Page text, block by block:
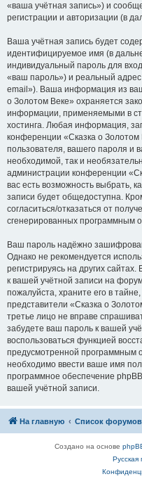
«ваша учётная запись») и
регистрации и авторизации (в
Ваша учётная запись будет
идентифицируемое имя (в
индивидуальный пароль для
«ваш пароль») и реальный
email»). Ваша информация из
о Золотом Веке» охраняется
информации, применяемыми в
хостинга. Любая информация,
конференции «Сказка о
пользователя, вашего пароля и
необходимой, так и
администрации конференции
вас есть возможность выбрать,
записи будет общедоступна.
согласиться/отказаться от
сгенерированных программным
Ваш пароль надёжно
Однако не рекомендуется
регистрируясь на других
к вашей учётной записи на
пожалуйста, храните его в
представители «Сказка о
третье лицо не вправе
забудете ваш пароль к вашей
воспользоваться функцией
предусмотренной программным
необходимо ввести ваше имя
программное обеспечение
вашей учётной записи.
На главную Список форумов
Создано на основе
Русская